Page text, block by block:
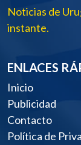
Noticias de
instante.
ENLACES
Inicio
Publicidad
Contacto
Política de